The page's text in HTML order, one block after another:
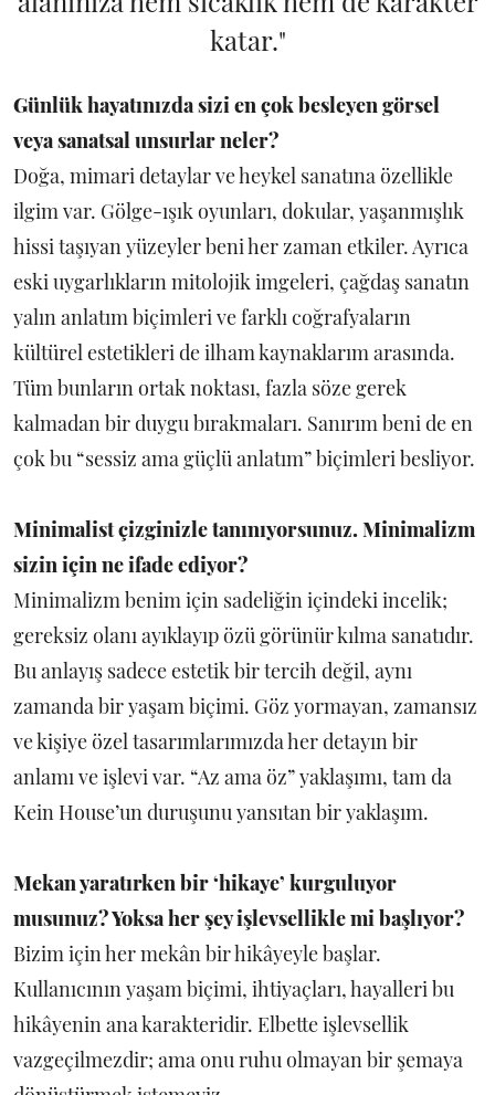
katar."
Günlük hayatınızda sizi en çok besleyen görsel
veya sanatsal unsurlar neler?
Doğa, mimari detaylar ve heykel sanatına özellikle
ilgim var. Gölge-ışık oyunları, dokular, yaşanmışlık
hissi taşıyan yüzeyler beni her zaman etkiler. Ayrıca
eski uygarlıkların mitolojik imgeleri, çağdaş sanatın
yalın anlatım biçimleri ve farklı coğrafyaların
kültürel estetikleri de ilham kaynaklarım arasında.
Tüm bunların ortak noktası, fazla söze gerek
kalmadan bir duygu bırakmaları. Sanırım beni de en
çok bu “sessiz ama güçlü anlatım” biçimleri besliyor.
Minimalist çizginizle tanınıyorsunuz. Minimalizm
sizin için ne ifade ediyor?
Minimalizm benim için sadeliğin içindeki incelik;
gereksiz olanı ayıklayıp özü görünür kılma sanatıdır.
Bu anlayış sadece estetik bir tercih değil, aynı
zamanda bir yaşam biçimi. Göz yormayan, zamansız
ve kişiye özel tasarımlarımızda her detayın bir
anlamı ve işlevi var. “Az ama öz” yaklaşımı, tam da
Kein House’un duruşunu yansıtan bir yaklaşım.
Mekan yaratırken bir ‘hikaye’ kurguluyor
musunuz? Yoksa her şey işlevsellikle mi başlıyor?
Bizim için her mekân bir hikâyeyle başlar.
Kullanıcının yaşam biçimi, ihtiyaçları, hayalleri bu
hikâyenin ana karakteridir. Elbette işlevsellik
vazgeçilmezdir; ama onu ruhu olmayan bir şemaya